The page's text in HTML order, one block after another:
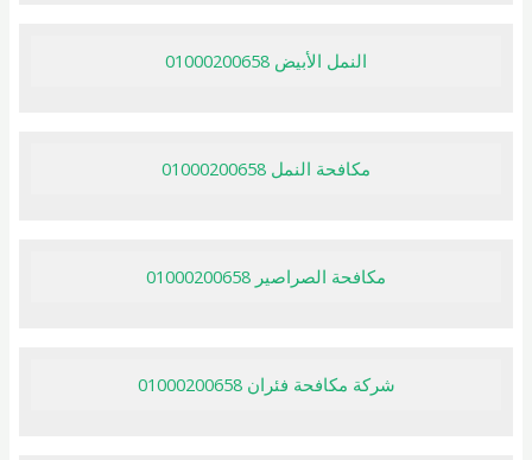
النمل الأبيض 01000200658
مكافحة النمل 01000200658
مكافحة الصراصير 01000200658
شركة مكافحة فئران 01000200658